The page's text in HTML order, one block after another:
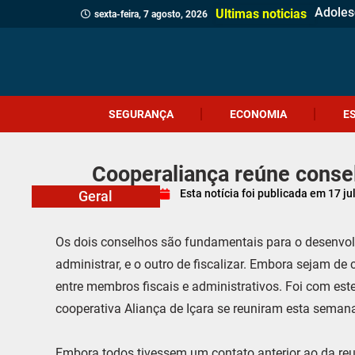
sexta-feira, 7 agosto, 2026 Ultimas noticias Dia
Corpo
SEGURANÇA ECONOMIA
Cooperaliança reúne
Geral Esta notícia foi publicada em 17
Os dois conselhos são fundamentais para o
administrar, e o outro de fiscalizar. Embora sejam
entre membros fiscais e administrativos. Foi com
cooperativa Aliança de Içara se reuniram esta